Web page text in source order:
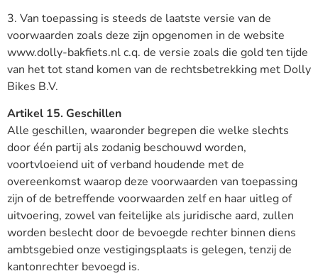
3. Van toepassing is steeds de laatste versie van de
voorwaarden zoals deze zijn opgenomen in de website
www.dolly-bakfiets.nl c.q. de versie zoals die gold ten tijde
van het tot stand komen van de rechtsbetrekking met Dolly
Bikes B.V.
Artikel 15. Geschillen
Alle geschillen, waaronder begrepen die welke slechts
door één partij als zodanig beschouwd worden,
voortvloeiend uit of verband houdende met de
overeenkomst waarop deze voorwaarden van toepassing
zijn of de betreffende voorwaarden zelf en haar uitleg of
uitvoering, zowel van feitelijke als juridische aard, zullen
worden beslecht door de bevoegde rechter binnen diens
ambtsgebied onze vestigingsplaats is gelegen, tenzij de
kantonrechter bevoegd is.